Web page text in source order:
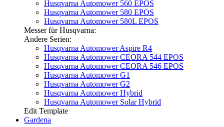
Husqvarna Automower 560 EPOS
Husqvarna Automower 580 EPOS
Husqvarna Automower 580L EPOS
Messer für Husqvarna:
Andere Serien:
Husqvarna Automower Aspire R4
Husqvarna Automower CEORA 544 EPOS
Husqvarna Automower CEORA 546 EPOS
Husqvarna Automower G1
Husqvarna Automower G2
Husqvarna Automower Hybrid
Husqvarna Automower Solar Hybrid
Edit Template
Gardena